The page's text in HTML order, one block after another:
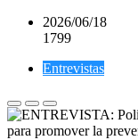
2026/06/18
1799
Entrevistas